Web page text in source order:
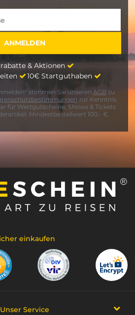
& Aktionen
10€ Startguthaben
stimmen Sie unseren AGB zu
zur Kenntnis.
für Wertgutscheine, Shows & Tickets
Mindestbestellwert 100,- €.
einkaufen
Unser Service